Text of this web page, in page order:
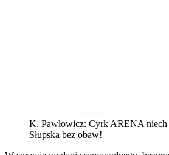
K. Pawłowicz: Cyrk ARENA niech
Słupska bez obaw!